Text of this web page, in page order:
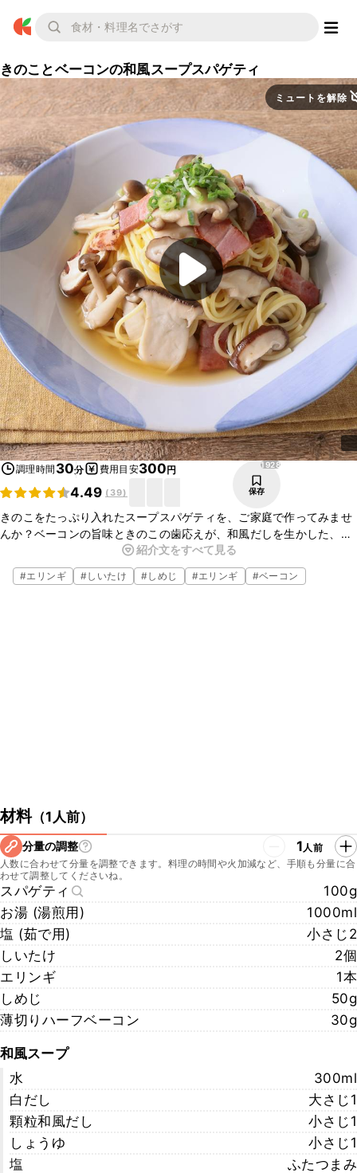
きのことベーコンの和風スープスパゲティ
ミュートを解除
調理時間 30分 費用目安300円
4.49 ( 39)
1928
保存
きのこをたっぷり入れたスープスパゲティを、ご家庭で作ってみませ
んか？ベーコンの旨味ときのこの歯応えが、和風だしを生かした、
あっさりとしたスープとよく合います。お好みのきのこと野菜を入れ
るとアレンジが広がります。是非お試しくださいね。
紹介文をすべて見る
#エリンギ #しいたけ #しめじ #エリンギ #ベーコン
材料（1人前）
分量の調整 1人前
人数に合わせて分量を調整できます。料理の時間や火加減など、手順も分量に合
わせて調整してくださいね。
スパゲティ
100g
お湯 (湯煎用)
1000ml
塩 (茹で用)
小さじ2
しいたけ
2個
エリンギ
1本
しめじ
50g
薄切りハーフベーコン
30g
和風スープ
水
300ml
白だし
大さじ1
顆粒和風だし
小さじ1
しょうゆ
小さじ1
塩
ふたつまみ